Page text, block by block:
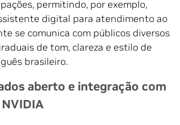
permitindo, por exemplo,
digital para atendimento ao
se comunica com públicos diversos
de tom, clareza e estilo de
brasileiro.
aberto e integração com